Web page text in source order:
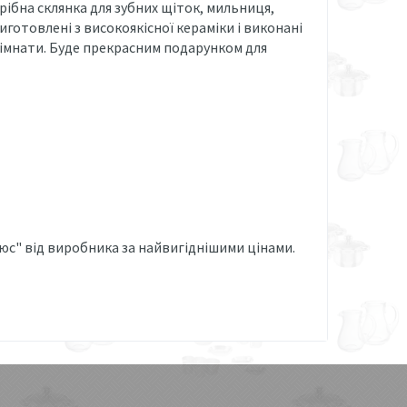
склянка для зубних щіток, мильниця,
з високоякісної кераміки і виконані
Буде прекрасним подарунком для
від виробника за найвигіднішими цінами.